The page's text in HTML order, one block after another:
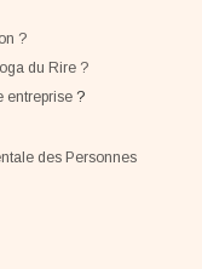
?
du Rire ?
entreprise?
des Personnes